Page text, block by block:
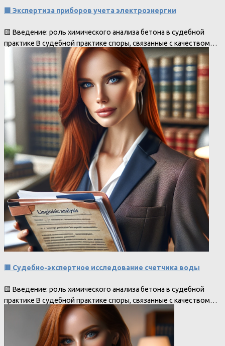
🟩 Экспертиза приборов учета электроэнергии
🟨 Введение: роль химического анализа бетона в судебной
практике В судебной практике споры, связанные с качеством…
🟥 Судебно-экспертное исследование счетчика воды
🟨 Введение: роль химического анализа бетона в судебной
практике В судебной практике споры, связанные с качеством…